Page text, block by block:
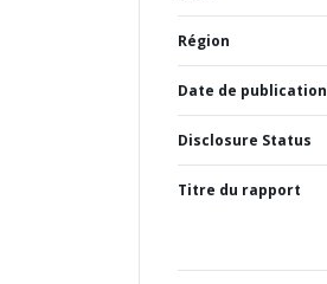
Région
Date de publication
Disclosure Status
Titre du rapport